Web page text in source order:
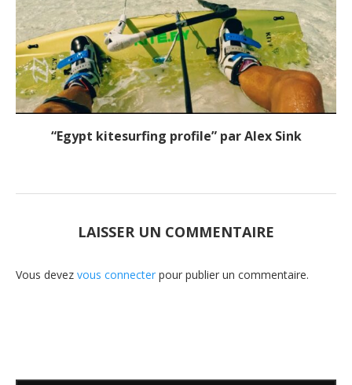
“Egypt kitesurfing profile” par Alex Sink
LAISSER UN COMMENTAIRE
Vous devez vous connecter pour publier un commentaire.